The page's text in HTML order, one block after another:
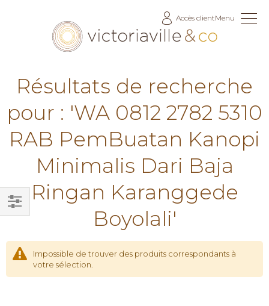
Accès clientMenu
Résultats de recherche
pour : 'WA 0812 2782 5310
RAB PemBuatan Kanopi
Minimalis Dari Baja
Ringan Karanggede
Boyolali'
Impossible de trouver des produits correspondants à
votre sélection.
Filtrer